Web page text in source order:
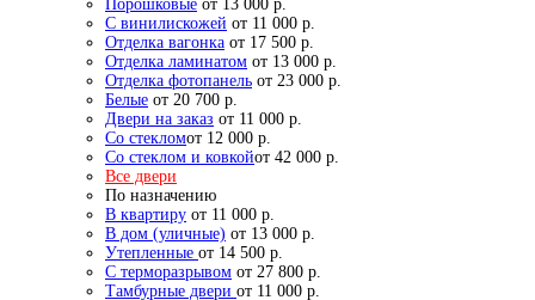
Порошковые от 13 000 р.
С винилискожей от 11 000 р.
Отделка вагонка от 17 500 р.
Отделка ламинатом от 13 000 р.
Отделка фотопанель от 23 000 р.
Белые от 20 700 р.
Двери на заказ от 11 000 р.
Со стекломот 12 000 р.
Со стеклом и ковкойот 42 000 р.
Все двери
По назначению
В квартиру от 11 000 р.
В дом (уличные) от 13 000 р.
Утепленные от 14 500 р.
С терморазрывом от 27 800 р.
Тамбурные двери от 11 000 р.